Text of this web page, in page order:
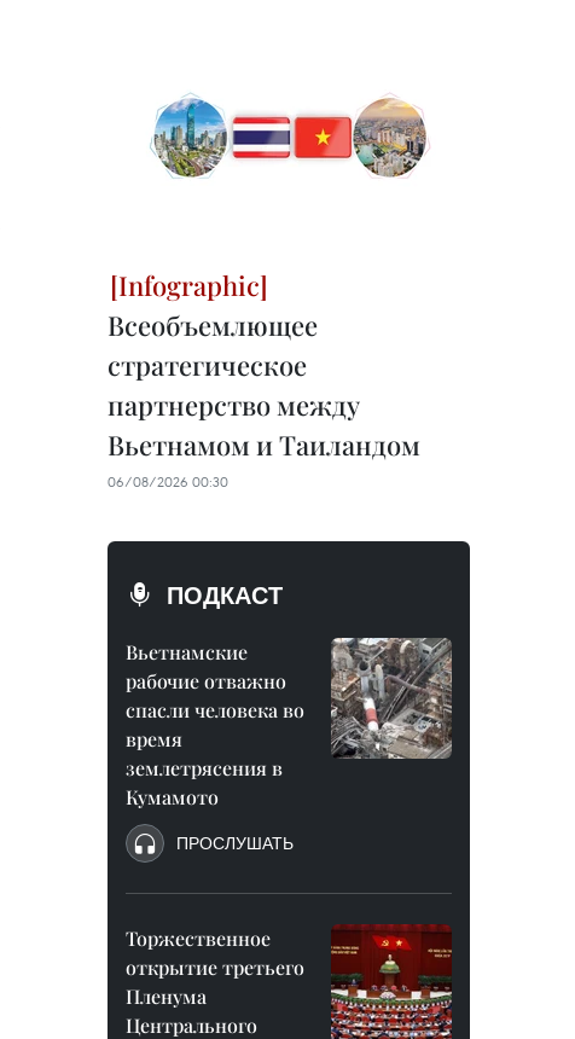
Всеобъемлющее
стратегическое
партнерство между
Вьетнамом и Таиландом
06/08/2026 00:30
ПОДКАСТ
Вьетнамские
рабочие отважно
спасли человека во
время
землетрясения в
Кумамото
ПРОСЛУШАТЬ
Торжественное
открытие третьего
Пленума
Центрального